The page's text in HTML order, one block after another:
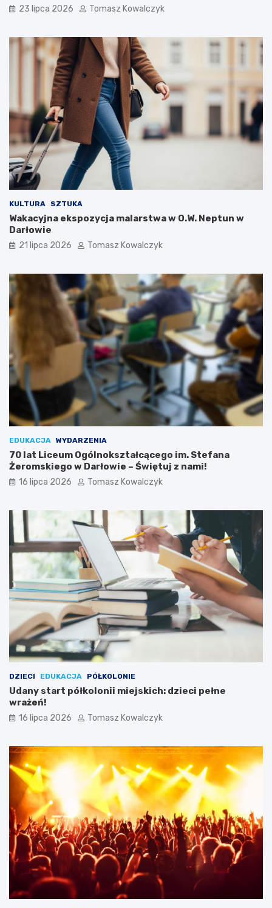
23 lipca 2026 Tomasz Kowalczyk
KULTURA SZTUKA
Wakacyjna ekspozycja malarstwa w O.W. Neptun w
Darłowie
21 lipca 2026 Tomasz Kowalczyk
EDUKACJA WYDARZENIA
70 lat Liceum Ogólnokształcącego im. Stefana
Żeromskiego w Darłowie – Świętuj z nami!
16 lipca 2026 Tomasz Kowalczyk
DZIECI EDUKACJA PÓŁKOLONIE
Udany start półkolonii miejskich: dzieci pełne
wrażeń!
16 lipca 2026 Tomasz Kowalczyk